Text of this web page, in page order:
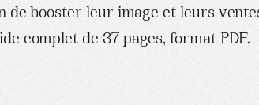
de booster leur image et leurs
complet de 37 pages, format PDF.